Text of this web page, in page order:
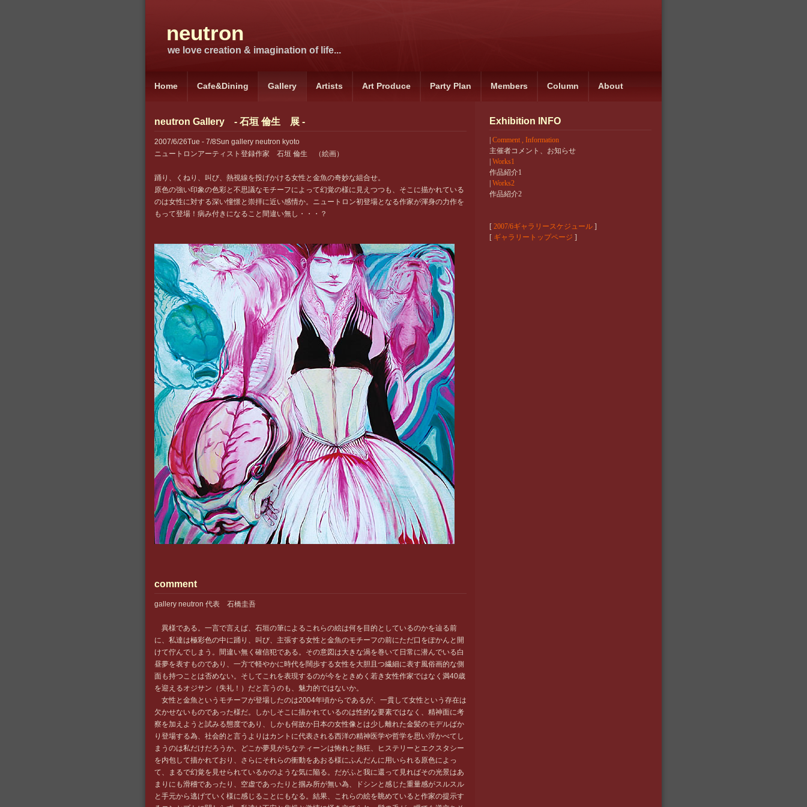
neutron
we love creation & imagination of life...
Home Cafe&Dining Gallery Artists Art Produce Party Plan Members Column About
neutron Gallery - 石垣 倫生 展 -
2007/6/26Tue - 7/8Sun gallery neutron kyoto
ニュートロンアーティスト登録作家 石垣 倫生 （絵画）
踊り、くねり、叫び、熱視線を投げかける女性と金魚の奇妙な組合せ。
原色の強い印象の色彩と不思議なモチーフによって幻覚の様に見えつつも、そこに描かれている
のは女性に対する深い憧憬と崇拝に近い感情か。ニュートロン初登場となる作家が渾身の力作を
もって登場！病み付きになること間違い無し・・・？
comment
gallery neutron 代表 石橋圭吾
異様である。一言で言えば、石垣の筆によるこれらの絵は何を目的としているのかを辿る前
に、私達は極彩色の中に踊り、叫び、主張する女性と金魚のモチーフの前にただ口をぽかんと開
けて佇んでしまう。間違い無く確信犯である。その意図は大きな渦を巻いて日常に潜んでいる白
昼夢を表すものであり、一方で軽やかに時代を闊歩する女性を大胆且つ繊細に表す風俗画的な側
面も持つことは否めない。そしてこれを表現するのが今をときめく若き女性作家ではなく満40歳
を迎えるオジサン（失礼！）だと言うのも、魅力的ではないか。
女性と金魚というモチーフが登場したのは2004年頃からであるが、一貫して女性という存在は
欠かせないものであった様だ。しかしそこに描かれているのは性的な要素ではなく、精神面に考
察を加えようと試みる態度であり、しかも何故か日本の女性像とは少し離れた金髪のモデルばか
り登場する為、社会的と言うよりはカントに代表される西洋の精神医学や哲学を思い浮かべてし
まうのは私だけだろうか。どこか夢見がちなティーンは怖れと熱狂、ヒステリーとエクスタシー
を内包して描かれており、さらにそれらの衝動をあおる様にふんだんに用いられる原色によっ
て、まるで幻覚を見せられているかのような気に陥る。だがふと我に還って見ればその光景はあ
まりにも滑稽であったり、空虚であったりと掴み所が無い為、ドシンと感じた重量感がスルスル
と手元から逃げていく様に感じることにもなる。結果、これらの絵を眺めていると作家の提示す
Exhibition INFO
Comment , Information
主催者コメント、お知らせ
Works1
作品紹介1
Works2
作品紹介2
[ 2007/6ギャラリースケジュール ]
[ ギャラリートップページ ]